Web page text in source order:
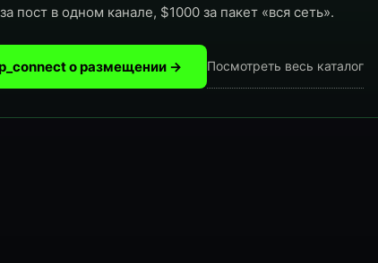
пост в одном канале, $1000 за пакет «вся сеть».
о размещении → Посмотреть весь каталог